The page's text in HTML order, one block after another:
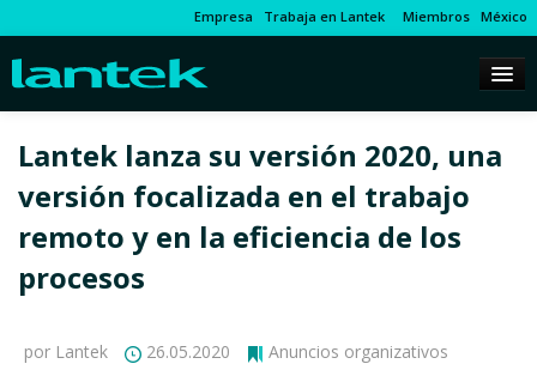
Empresa Trabaja en Lantek Miembros México
Lantek lanza su versión 2020, una
versión focalizada en el trabajo
remoto y en la eficiencia de los
procesos
por Lantek 26.05.2020 Anuncios organizativos